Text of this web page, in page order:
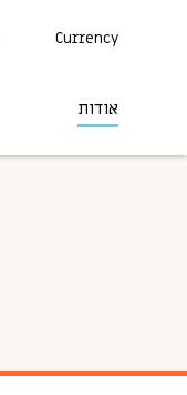
Currency
אודות